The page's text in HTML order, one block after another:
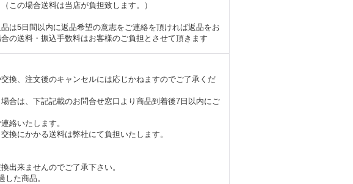
この場合送料は当店が負担致します。）
は5日間以内に返品希望の意志をご連絡を頂ければ返品をお
の送料・振込手数料はお客様のご負担とさせて頂きます
換、注文後のキャンセルには応じかねますのでご了承くだ
合は、下記記載のお問合せ窓口より商品到着後7日以内にご
絡いたします。
換にかかる送料は弊社にて負担いたします。
出来ませんのでご了承下さい。
した商品。